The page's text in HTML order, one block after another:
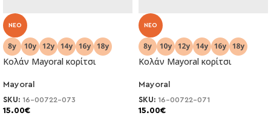
NEO
Κολάν Mayoral κορίτσι
Mayoral
SKU: 16-00722-073
15.00€
NEO
Κολάν Mayoral κορίτσι
Mayoral
SKU: 16-00722-071
15.00€